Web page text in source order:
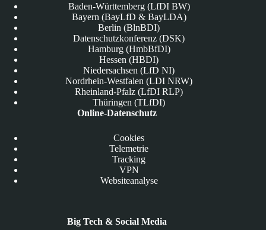
Baden-Württemberg (LfDI BW)
Bayern (BayLfD & BayLDA)
Berlin (BlnBDI)
Datenschutzkonferenz (DSK)
Hamburg (HmbBfDI)
Hessen (HBDI)
Niedersachsen (LfD NI)
Nordrhein-Westfalen (LDI NRW)
Rheinland-Pfalz (LfDI RLP)
Thüringen (TLfDI)
Online-Datenschutz
Cookies
Telemetrie
Tracking
VPN
Websiteanalyse
Big Tech & Social Media